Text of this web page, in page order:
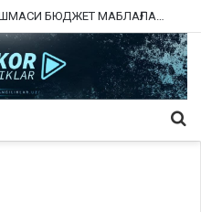
ШОФИРКОН ТИББИЁТ БИРЛАШМАСИ БЮДЖЕТ МАБЛАҒЛАРИНИ ТАЛОН-ТАРОЖ ҚИЛИНГАНИ РОСТМИ?